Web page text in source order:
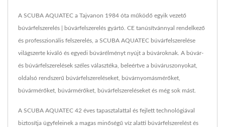
A SCUBA AQUATEC a Tajvanon 1984 óta működő egyik vezető
búvárfelszerelés | búvárfelszerelés gyártó. CE tanúsítvánnyal rendelkező
és professzionális felszerelés, a SCUBA AQUATEC búvárfelszerelése
világszerte kiváló és egyedi búvárélményt nyújt a búvároknak. A búvár-
és búvárfelszerelések széles választéka, beleértve a búváruszonyokat,
oldalsó rendszerű búvárfelszereléseket, búvárnyomásmérőket,
búvármérőket, búvármérőket, búvárfelszereléseket és még sok mást.
A SCUBA AQUATEC 42 éves tapasztalattal és fejlett technológiával
biztosítja ügyfeleinek a magas minőségű víz alatti búvárfelszerelést és